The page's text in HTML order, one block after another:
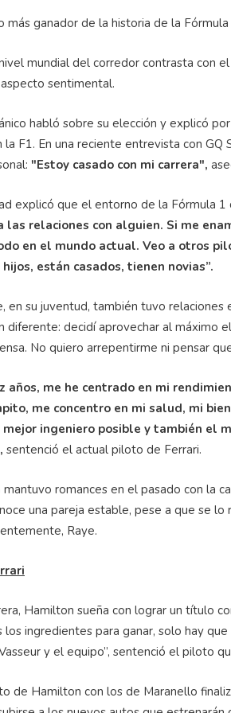
ganador de la historia de la
mundial del corredor contrasta con
sentimental.
habló sobre su elección y explicó
F1. En una reciente entrevista con
"Estoy casado con mi carrera",
explicó que el entorno de la Fórmula
relaciones con alguien. Si me
en el mundo actual. Veo a otros
están casados, tienen novias”.
en su juventud, también tuvo relaciones
diferente: decidí aprovechar al máximo
No quiero arrepentirme ni pensar
años, me he centrado en mi
me concentro en mi salud, mi
ingeniero posible y también el
sentenció el actual piloto de Ferrari.
romances en el pasado con la
una pareja estable, pese a que se lo
Raye.
Hamilton sueña con lograr un título
ingredientes para ganar, solo hay
y el equipo”, sentenció el piloto
de Hamilton con los de Maranello